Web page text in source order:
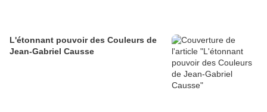
L'étonnant pouvoir des Couleurs de
Jean-Gabriel Causse